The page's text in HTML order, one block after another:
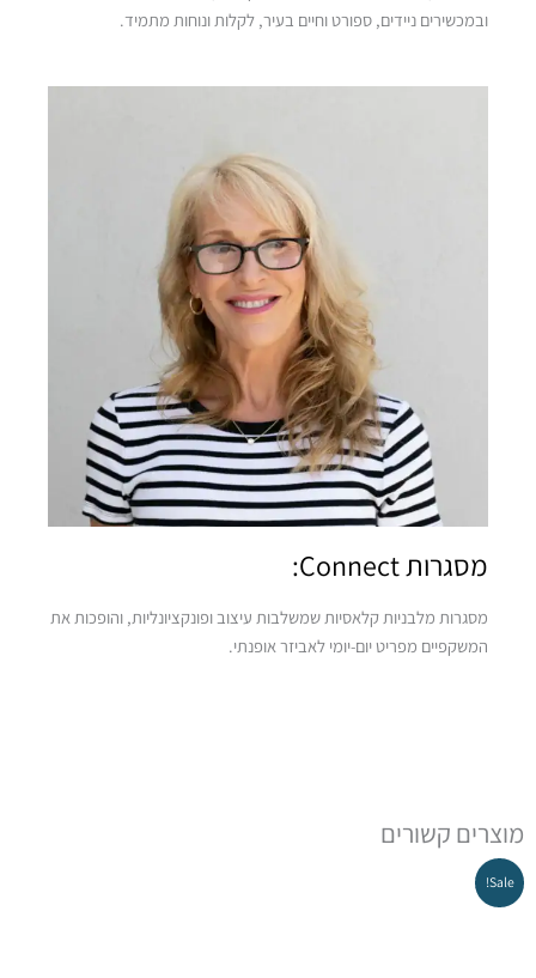
ובמכשירים ניידים, ספורט וחיים בעיר, לקלות ונוחות מתמיד.
מסגרות Connect:
מסגרות מלבניות קלאסיות שמשלבות עיצוב ופונקציונליות, והופכות את
המשקפיים מפריט יום-יומי לאביזר אופנתי.
מוצרים קשורים
Sale!